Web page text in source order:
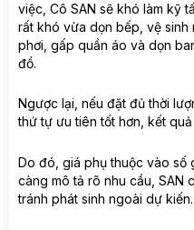
việc, Cô SAN sẽ khó làm kỹ
rất khó vừa dọn bếp, vệ sinh
phơi, gấp quần áo và dọn
đồ.
Ngược lại, nếu đặt đủ thời
thứ tự ưu tiên tốt hơn, kết
Do đó, giá phụ thuộc vào số
càng mô tả rõ nhu cầu, SAN
tránh phát sinh ngoài dự kiến.